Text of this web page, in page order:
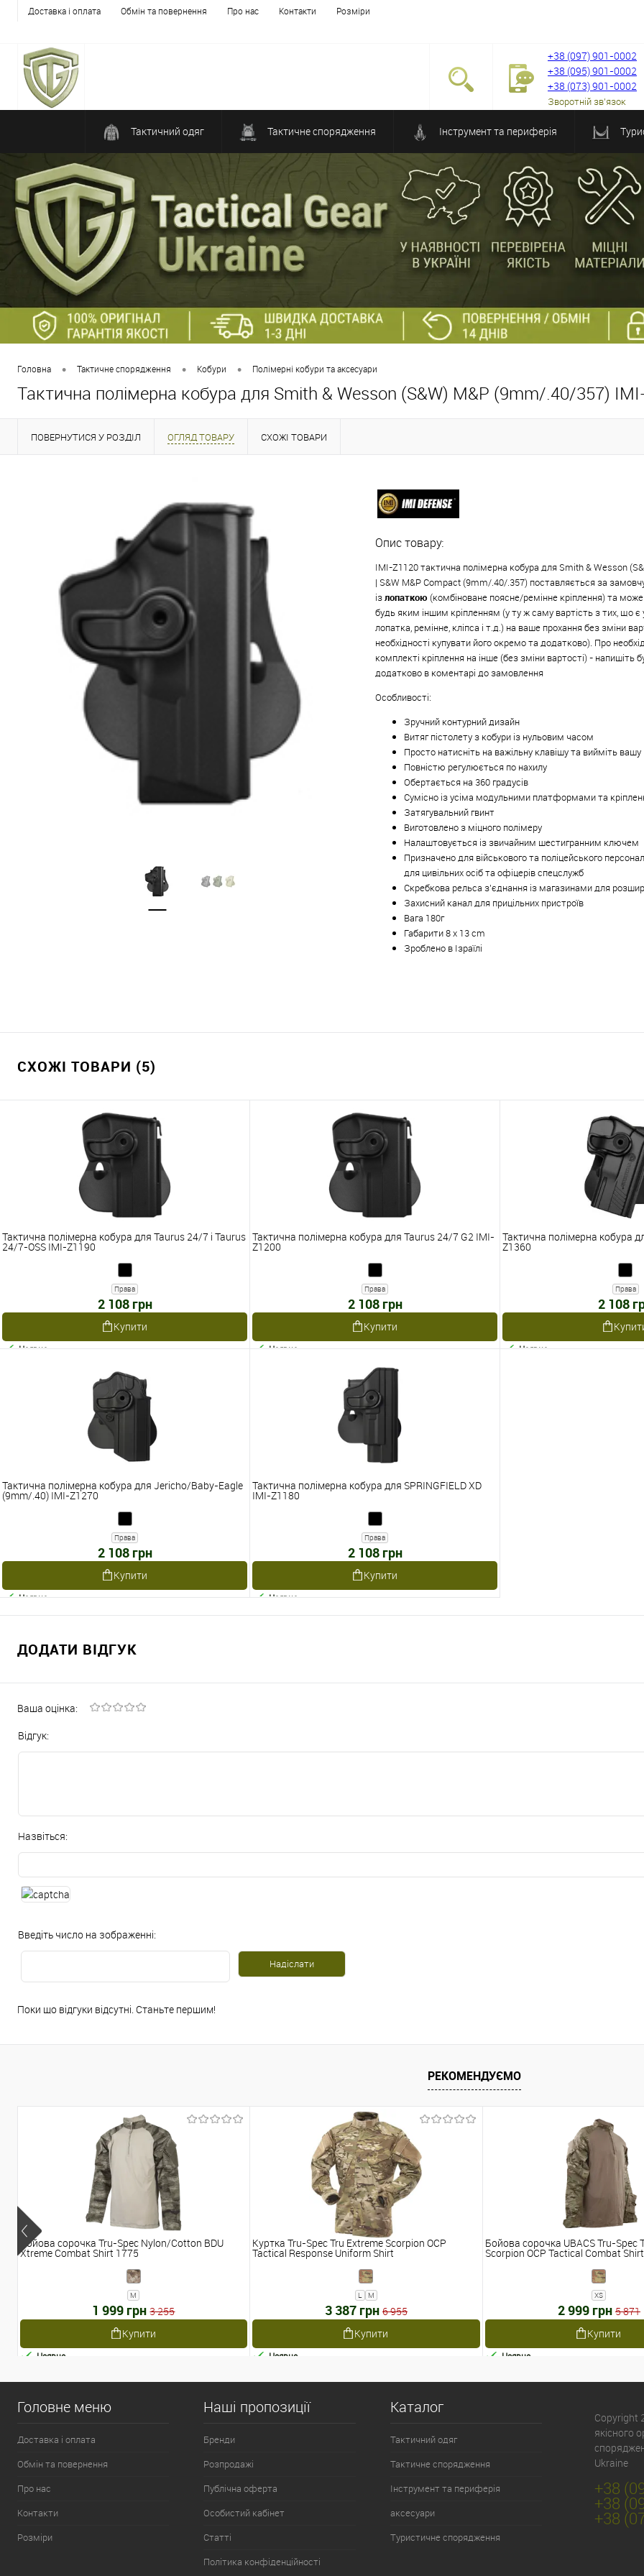
Доставка і оплата Обмін та повернення Про нас Контакти Розміри
+38 (097) 901-0002
+38 (095) 901-0002
+38 (073) 901-0002
Зворотній зв'язок
Тактичний одяг Тактичне спорядження Інструмент та периферія
Головна • Тактичне спорядження • Кобури • Полімерні кобури та аксесуари
Тактична полімерна кобура для Smith & Wesson (S&W) M&P (9mm/.40/357)
ПОВЕРНУТИСЯ У РОЗДІЛ ОГЛЯД ТОВАРУ СХОЖІ ТОВАРИ
Опис товару:
IMI-Z1120 тактична полімерна кобура для Smith & Wesson
| S&W M&P Compact (9mm/.40/.357) поставляється за
із лопаткою (комбіноване поясне/ремінне кріплення) та
будь яким іншим кріпленням (у ту ж саму вартість з тих, що є
лопатка, ремінне, кліпса і т.д.) на ваше прохання без зміни
необхідності купувати його окремо та додатково). Про
комплекті кріплення на інше (без зміни вартості) - напишіть
додатково в коментарі до замовлення
Особливості:
Зручний контурний дизайн
Витяг пістолету з кобури із нульовим часом
Просто натисніть на важільну клавішу та вийміть
Повністю регулюється по нахилу
Обертається на 360 градусів
Сумісно із усіма модульними платформами та
Затягувальний гвинт
Виготовлено з міцного полімеру
Налаштовується із звичайним шестигранним ключем
Призначено для військового та поліцейського
для цивільних осіб та офіцерів спецслужб
Скребкова рельса з'єднання із магазинами для
Захисний канал для прицільних пристроїв
Вага 180г
Габарити 8 x 13 cm
Зроблено в Ізраїлі
СХОЖІ ТОВАРИ (5)
Тактична полімерна кобура для Taurus 24/7 і Taurus
24/7-OSS IMI-Z1190
Права
2 108 грн
Купити
Наявне
Тактична полімерна кобура для Taurus 24/7 G2 IMI-
Z1200
Права
2 108 грн
Купити
Наявне
Тактична полімерна кобура
Z1360
Права
2 108
Наявне
Тактична полімерна кобура для Jericho/Baby-Eagle
(9mm/.40) IMI-Z1270
Права
2 108 грн
Купити
Наявне
Тактична полімерна кобура для SPRINGFIELD XD
IMI-Z1180
Права
2 108 грн
Купити
Наявне
ДОДАТИ ВІДГУК
Ваша оцінка:
Відгук:
Назвіться:
Введіть число на зображенні:
Поки що відгуки відсутні. Станьте першим!
РЕКОМЕНДУЄМО
Бойова сорочка Tru-Spec Nylon/Cotton BDU
Xtreme Combat Shirt 1775
M
1 999 грн 3 255
Купити
Наявне
Куртка Tru-Spec Tru Extreme Scorpion OCP
Tactical Response Uniform Shirt
L M
3 387 грн 6 955
Купити
Наявне
Бойова сорочка UBACS Tru-Spec
Scorpion OCP Tactical Combat Shirt
XS
2 999 грн 5 871
Купити
Наявне
Головне меню
Доставка і оплата
Обмін та повернення
Про нас
Контакти
Розміри
Наші пропозиції
Бренди
Розпродажі
Публічна оферта
Особистий кабінет
Статті
Політика конфіденційності
Каталог
Тактичний одяг
Тактичне спорядження
Інструмент та периферія
аксесуари
Туристичне спорядження
Copyright
якісного
Ukraine
+38
+38
+38